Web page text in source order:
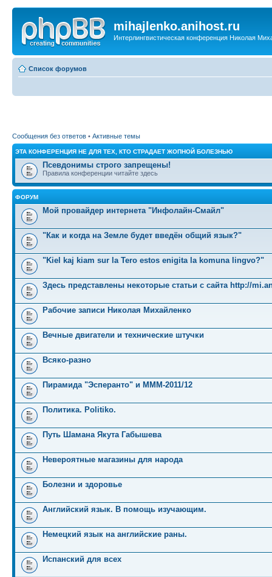
mihajlenko.anihost.ru
Интерлингвистическая конференция Николая
Список форумов
Сообщения без ответов • Активные темы
ЭТА КОНФЕРЕНЦИЯ НЕ ДЛЯ ТЕХ, КТО СТРАДАЕТ ЖОПНОЙ БОЛЕЗНЬЮ
Псевдонимы строго запрещены!
Правила конференции читайте здесь
ФОРУМ
Мой провайдер интернета "Инфолайн-Смайл"
"Как и когда на Земле будет введён общий язык?"
"Kiel kaj kiam sur la Tero estos enigita la komuna lingvo?"
Здесь представлены некоторые статьи с сайта http://
Рабочие записи Николая Михайленко
Вечные двигатели и технические штучки
Всяко-разно
Пирамида "Эсперанто" и MMM-2011/12
Политика. Politiko.
Путь Шамана Якута Габышева
Невероятные магазины для народа
Болезни и здоровье
Английский язык. В помощь изучающим.
Немецкий язык на английские раны.
Испанский для всех